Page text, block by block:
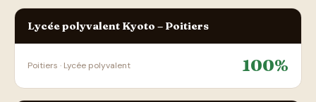
Lycée polyvalent Kyoto – Poitiers
Poitiers · Lycée polyvalent 100%